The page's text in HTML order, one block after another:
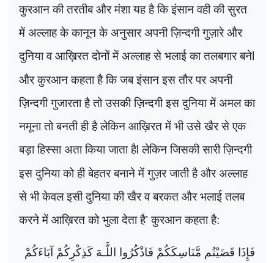
कुरआन की तरतीब और मंशा यह है कि इंसान वही की सुरत
में अल्लाह के कानून के अनुसार अपनी ज़िन्दगी गुज़ारे और
दुनिया व आख़िरत दोनों में अल्लाह से भलाई का तलबगार बने
और कुरआन कहता है कि जब इंसान इस तौर पर अपनी
ज़िन्दगी गुजारता है तो उसकी ज़िन्दगी इस दुनिया में अमल का
नमूना तो बनती ही है लेकिन आख़िरत में भी उसे खैर से एक
बड़ा हिस्सा अता किया जाता हैlलेकिन जिसकी सारी ज़िन्दगी
इस दुनिया को ही बेहतर बनाने में गुज़र जाती है और अल्लाह
से भी केवल इसी दुनिया की खैर व बरकत और भलाई तलब
करने में आख़िरत को भुला देता है’कुरआन कहता है:
فَإِذَا قَضَيْتُم مَّنَاسِكَكُمْ فَاذْكُرُوا اللَّـهَ كَذِكْرِكُمْ آبَاءَكُمْ